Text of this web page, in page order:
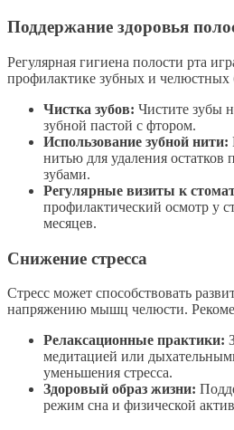
Поддержание здоровья
Регулярная гигиена полости рта
профилактике зубных и челюстных
Чистка зубов: Чистите зубы
зубной пастой с фтором.
Использование зубной нити:
нитью для удаления
зубами.
Регулярные визиты к
профилактический осмотр у
месяцев.
Снижение стресса
Стресс может способствовать
напряжению мышц челюсти.
Релаксационные практики:
медитацией или
уменьшения стресса.
Здоровый образ жизни:
режим сна и физической